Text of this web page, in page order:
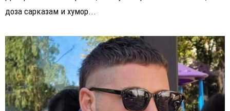
доза сарказам и хумор...